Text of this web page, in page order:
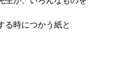
る時につかう紙と